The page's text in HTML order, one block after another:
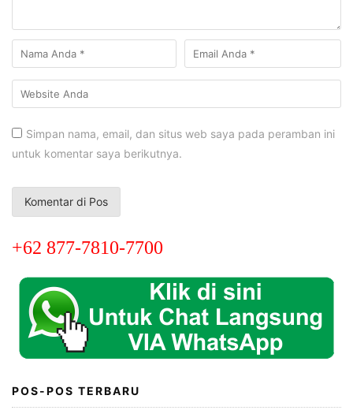
Simpan nama, email, dan situs web saya pada peramban ini
untuk komentar saya berikutnya.
+62 877-7810-7700
POS-POS TERBARU